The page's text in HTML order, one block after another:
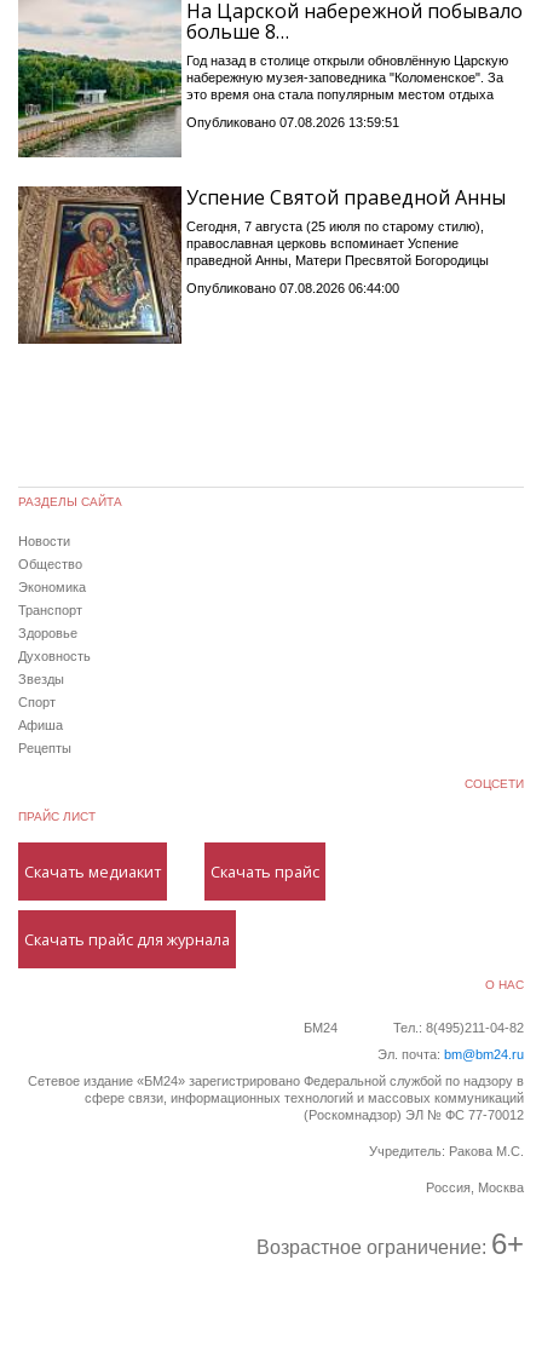
На Царской набережной побывало
больше 8…
Год назад в столице открыли обновлённую Царскую
набережную музея-заповедника "Коломенское". За
это время она стала популярным местом отдыха
Опубликовано 07.08.2026 13:59:51
Успение Святой праведной Анны
Сегодня, 7 августа (25 июля по старому стилю),
православная церковь вспоминает Успение
праведной Анны, Матери Пресвятой Богородицы
Опубликовано 07.08.2026 06:44:00
РАЗДЕЛЫ САЙТА
Новости
Общество
Экономика
Транспорт
Здоровье
Духовность
Звезды
Спорт
Афиша
Рецепты
СОЦСЕТИ
ПРАЙС ЛИСТ
Скачать медиакит Скачать прайс
Скачать прайс для журнала
О НАС
БМ24
Тел.: 8(495)211-04-82
Эл. почта: bm@bm24.ru
Сетевое издание «БМ24» зарегистрировано Федеральной службой по надзору в
сфере связи, информационных технологий и массовых коммуникаций
(Роскомнадзор) ЭЛ № ФС 77-70012
Учредитель: Ракова М.С.
Россия, Москва
Возрастное ограничение: 6+